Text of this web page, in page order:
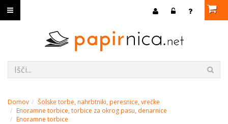
Domov
Šolske torbe, nahrbtniki, peresnice, vrečke
Enoramne torbice, torbice za okrog pasu, denarnice
Enoramne torbice